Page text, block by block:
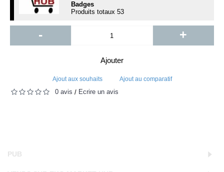
Badges
Produits totaux 53
- +
Ajouter
Ajout aux souhaits Ajout au comparatif
0 avis / Écrire un avis
PUB